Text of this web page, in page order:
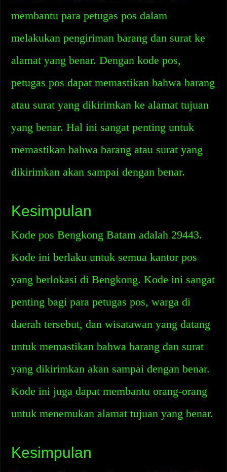
membantu para petugas pos dalam
melakukan pengiriman barang dan surat ke
alamat yang benar. Dengan kode pos,
petugas pos dapat memastikan bahwa barang
atau surat yang dikirimkan ke alamat tujuan
yang benar. Hal ini sangat penting untuk
memastikan bahwa barang atau surat yang
dikirimkan akan sampai dengan benar.
Kesimpulan
Kode pos Bengkong Batam adalah 29443.
Kode ini berlaku untuk semua kantor pos
yang berlokasi di Bengkong. Kode ini sangat
penting bagi para petugas pos, warga di
daerah tersebut, dan wisatawan yang datang
untuk memastikan bahwa barang dan surat
yang dikirimkan akan sampai dengan benar.
Kode ini juga dapat membantu orang-orang
untuk menemukan alamat tujuan yang benar.
Kesimpulan